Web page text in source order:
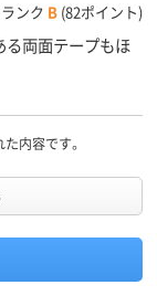
ンク B (82ポイント)
る両面テープもほ
内容です。